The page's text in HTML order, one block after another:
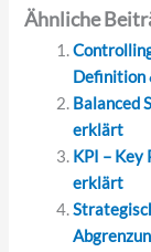
Ähnliche
Definition
Balanced
erklärt
KPI – Key
erklärt